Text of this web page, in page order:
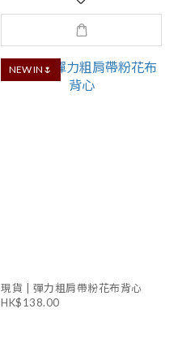
NEW IN🌷
現貨 | 彈力粗肩帶粉花布背心
HK$138.00